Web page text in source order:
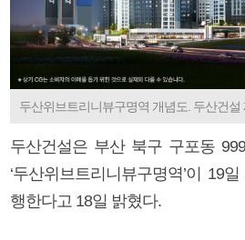
두산위브트리니뷰구명역 개념도. 두산건설
두산건설은 부산 북구 구포동
‘두산위브트리니뷰구명역’이 19
행한다고 18일 밝혔다.